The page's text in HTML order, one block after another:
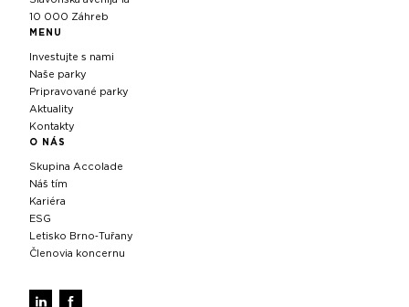
10 000 Záhreb
MENU
Investujte s nami
Naše parky
Pripravované parky
Aktuality
Kontakty
O NÁS
Skupina Accolade
Náš tím
Kariéra
ESG
Letisko Brno‑Tuřany
Členovia koncernu